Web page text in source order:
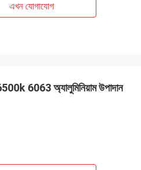
এখন যোগাযোগ
6063 অ্যালুমিনিয়াম উপাদান